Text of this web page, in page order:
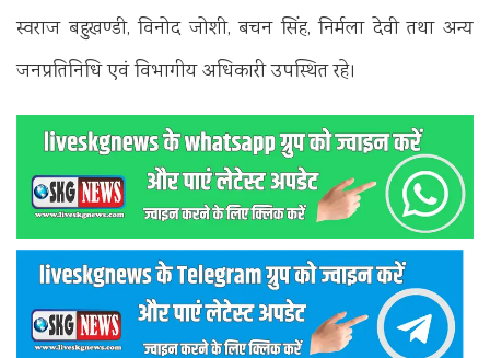
स्वराज बहुखण्डी, विनोद जोशी, बचन सिंह, निर्मला देवी तथा अन्य
जनप्रतिनिधि एवं विभागीय अधिकारी उपस्थित रहे।